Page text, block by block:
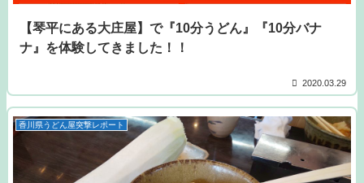
【琴平にある大庄屋】で『10分うどん』『10分バナ
ナ』を体験してきました！！
2020.03.29
香川県うどん屋突撃レポート